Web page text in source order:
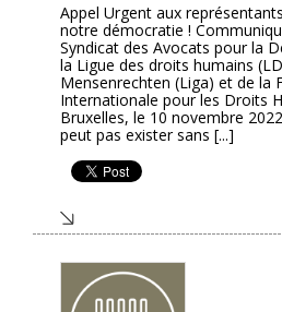
Appel Urgent aux
notre démocratie !
Syndicat des Avocats pour la
la Ligue des droits humains
Mensenrechten (Liga) et de la
Internationale pour les Droits
Bruxelles, le 10 novembre
peut pas exister sans [...]